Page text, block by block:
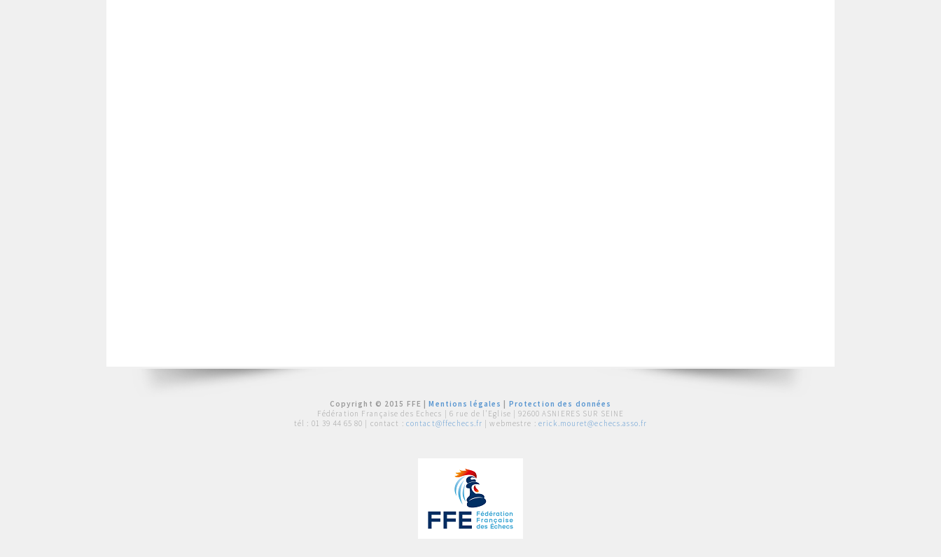
Copyright © 2015 FFE |Mentions légales
Protection des données
Fédération Française des Echecs | 6 rue de l'Eglise | 92600 ASNIERES SUR SEINE
tél : 01 39 44 65 80 | contact : contact@ffechecs.fr | webmestre : erick.mouret@echecs.asso.fr